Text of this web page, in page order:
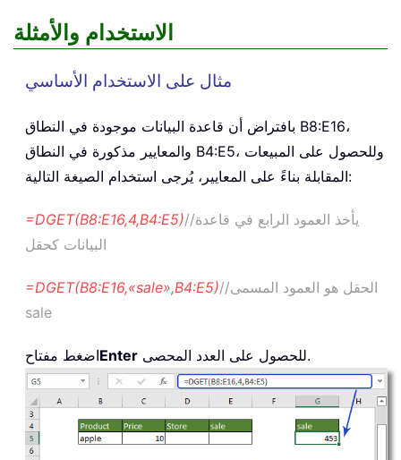
الاستخدام والأمثلة
مثال على الاستخدام الأساسي
بافتراض أن قاعدة البيانات موجودة في النطاق B8:E16،
والمعايير مذكورة في النطاق B4:E5، وللحصول على المبيعات
المقابلة بناءً على المعايير، يُرجى استخدام الصيغة التالية:
=DGET(B8:E16,4,B4:E5)//يأخذ العمود الرابع في قاعدة
البيانات كحقل
=DGET(B8:E16,«sale»,B4:E5)//الحقل هو العمود المسمى
sale
اضغط مفتاحEnter للحصول على العدد المحصى.